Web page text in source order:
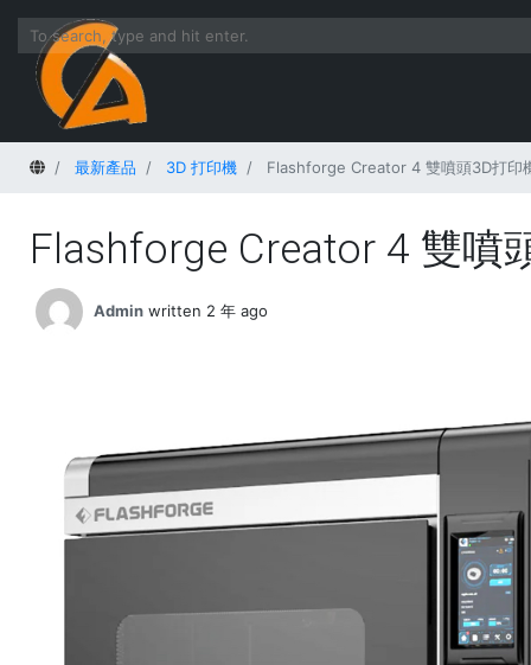
Home最新產品 3D 打印機 Flashforge Creator 4 雙噴頭3D打印
Flashforge Creator 4 雙噴
Admin written 2 年 ago